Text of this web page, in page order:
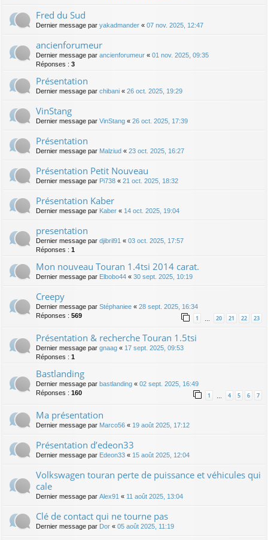
Fred du Sud
Dernier message par yakadmander « 07 nov. 2025, 12:47
ancienforumeur
Dernier message par ancienforumeur « 01 nov. 2025, 09:35
Réponses : 3
Présentation
Dernier message par chibani « 26 oct. 2025, 19:29
VinStang
Dernier message par VinStang « 26 oct. 2025, 17:39
Présentation
Dernier message par Malziud « 23 oct. 2025, 16:27
Présentation Petit Nouveau
Dernier message par Pi738 « 21 oct. 2025, 18:32
Présentation Kaber
Dernier message par Kaber « 14 oct. 2025, 19:04
presentation
Dernier message par djibril91 « 03 oct. 2025, 17:57
Réponses : 1
Mon nouveau Touran 1.4tsi 2014 carat.
Dernier message par Elbobo44 « 30 sept. 2025, 10:19
Creepy
Dernier message par Stéphaniee « 28 sept. 2025, 16:34
Réponses : 569 1 … 20 21 22 23
Présentation & recherche Touran 1.5tsi
Dernier message par gnaag « 17 sept. 2025, 09:53
Réponses : 1
Bastlanding
Dernier message par bastlanding « 02 sept. 2025, 16:49
Réponses : 160 1 … 4 5 6 7
Ma présentation
Dernier message par Marco56 « 19 août 2025, 17:12
Présentation d’edeon33
Dernier message par Edeon33 « 15 août 2025, 12:04
Volkswagen touran perte de puissance et véhicules qui
cale
Dernier message par Alex91 « 11 août 2025, 13:04
Clé de contact qui ne tourne pas
Dernier message par Dor « 05 août 2025, 11:19